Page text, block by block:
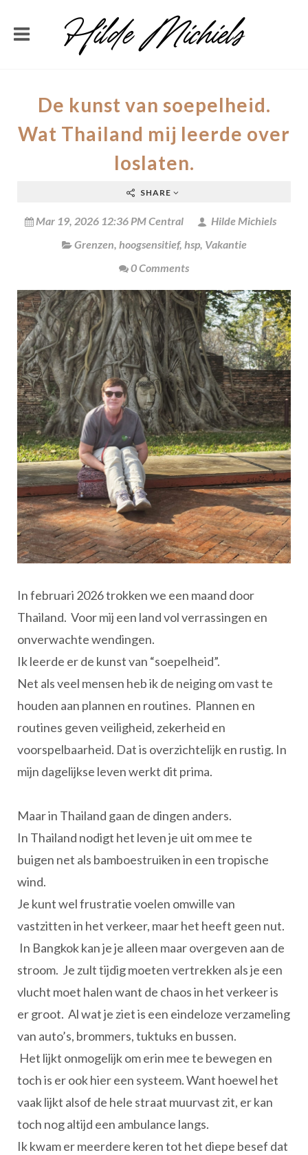
De kunst van soepelheid.
Wat Thailand mij leerde over
loslaten.
SHARE
Mar 19, 2026 12:36 PM Central
Hilde Michiels
Grenzen, hoogsensitief, hsp, Vakantie
0 Comments
In februari 2026 trokken we een maand door
Thailand. Voor mij een land vol verrassingen en
onverwachte wendingen.
Ik leerde er de kunst van “soepelheid”.
Net als veel mensen heb ik de neiging om vast te
houden aan plannen en routines. Plannen en
routines geven veiligheid, zekerheid en
voorspelbaarheid. Dat is overzichtelijk en rustig. In
mijn dagelijkse leven werkt dit prima.
Maar in Thailand gaan de dingen anders.
In Thailand nodigt het leven je uit om mee te
buigen net als bamboestruiken in een tropische
wind.
Je kunt wel frustratie voelen omwille van
vastzitten in het verkeer, maar het heeft geen nut.
In Bangkok kan je je alleen maar overgeven aan de
stroom. Je zult tijdig moeten vertrekken als je een
vlucht moet halen want de chaos in het verkeer is
er groot. Al wat je ziet is een eindeloze verzameling
van auto’s, brommers, tuktuks en bussen.
Het lijkt onmogelijk om erin mee te bewegen en
toch is er ook hier een systeem. Want hoewel het
vaak lijkt alsof de hele straat muurvast zit, er kan
toch nog altijd een ambulance langs.
Ik kwam er meerdere keren tot het diepe besef dat